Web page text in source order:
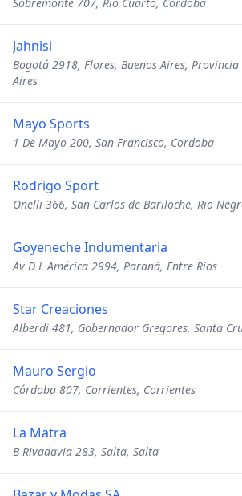
Jahnisi
Bogotá 2918, Flores, Buenos Aires, Provincia
Aires
Mayo Sports
1 De Mayo 200, San Francisco, Cordoba
Rodrigo Sport
Onelli 366, San Carlos de Bariloche, Rio
Goyeneche Indumentaria
Av D L América 2994, Paraná, Entre Rios
Star Creaciones
Alberdi 481, Gobernador Gregores, Santa
Mauro Sergio
Córdoba 807, Corrientes, Corrientes
La Matra
B Rivadavia 283, Salta, Salta